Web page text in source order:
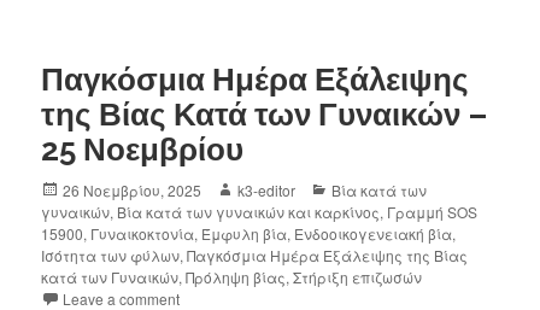
Παγκόσμια Ημέρα Εξάλειψης
της Βίας Κατά των Γυναικών –
25 Νοεμβρίου
26 Νοεμβρίου, 2025 k3-editor
Βία κατά των
γυναικών, Βία κατά των γυναικών και καρκίνος, Γραμμή SOS
15900, Γυναικοκτονία, Έμφυλη βία, Ενδοοικογενειακή βία,
Ισότητα των φύλων,Παγκόσμια Ημέρα Εξάλειψης της Βίας
κατά των Γυναικών,Πρόληψη βίας,Στήριξη επιζωσών
Leave a comment